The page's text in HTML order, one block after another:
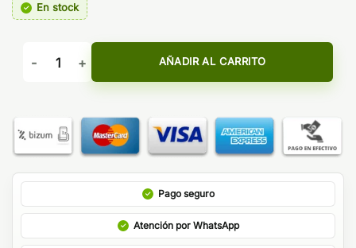
En stock
Just Juice Fusion Mango and Blood Orange Ice 20ml
AÑADIR AL CARRITO
Pago seguro
Atención por WhatsApp